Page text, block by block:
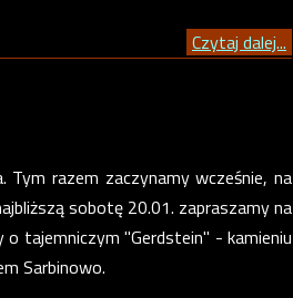
Czytaj dalej...
Tym razem zaczynamy wcześnie, na
sobotę 20.01. zapraszamy na
tajemniczym "Gerdstein" - kamieniu
Sarbinowo.